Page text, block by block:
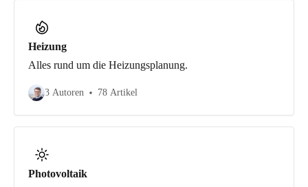
Heizung
Alles rund um die Heizungsplanung.
3 Autoren 78 Artikel
Photovoltaik